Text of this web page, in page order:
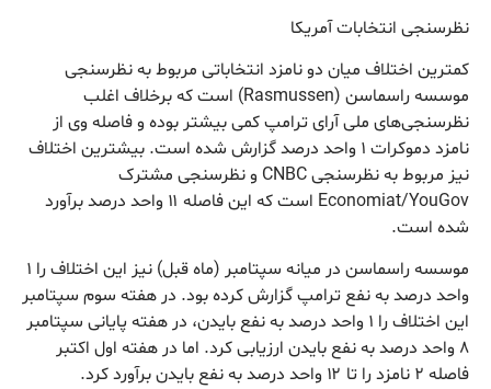
نظرسنجی انتخابات آمریکا
کمترین اختلاف میان دو نامزد انتخاباتی مربوط به نظرسنجی
موسسه راسماسن (Rasmussen) است که برخلاف اغلب
نظرسنجی‌های ملی آرای ترامپ کمی بیشتر بوده و فاصله وی از
نامزد دموکرات ۱ واحد درصد گزارش شده است. بیشترین اختلاف
نیز مربوط به نظرسنجی CNBC و نظرسنجی مشترک
Economiat/YouGov است که این فاصله ۱۱ واحد درصد برآورد
شده است.
موسسه راسماسن در میانه سپتامبر (ماه قبل) نیز این اختلاف را ۱
واحد درصد به نفع ترامپ گزارش کرده بود. در هفته سوم سپتامبر
این اختلاف را ۱ واحد درصد به نفع بایدن، در هفته پایانی سپتامبر
۸ واحد درصد به نفع بایدن ارزیابی کرد. اما در هفته اول اکتبر
فاصله ۲ نامزد را تا ۱۲ واحد درصد به نفع بایدن برآورد کرد.